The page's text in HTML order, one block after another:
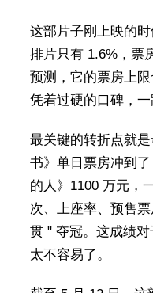
这部片子刚上映的
排片只有 1.6%，票
预测，它的票房上
凭着过硬的口碑，一
最关键的转折点就
书》单日票房冲到
的人》1100 万元，
次、上座率、预售
贯 " 夺冠。这成绩
太不容易了。